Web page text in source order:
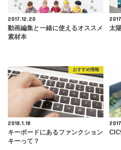
2017.12.20
動画編集と一緒に使えるオススメ
素材本
太
おすすめ情報
2018.1.18
キーボードにあるファンクション
キーって？